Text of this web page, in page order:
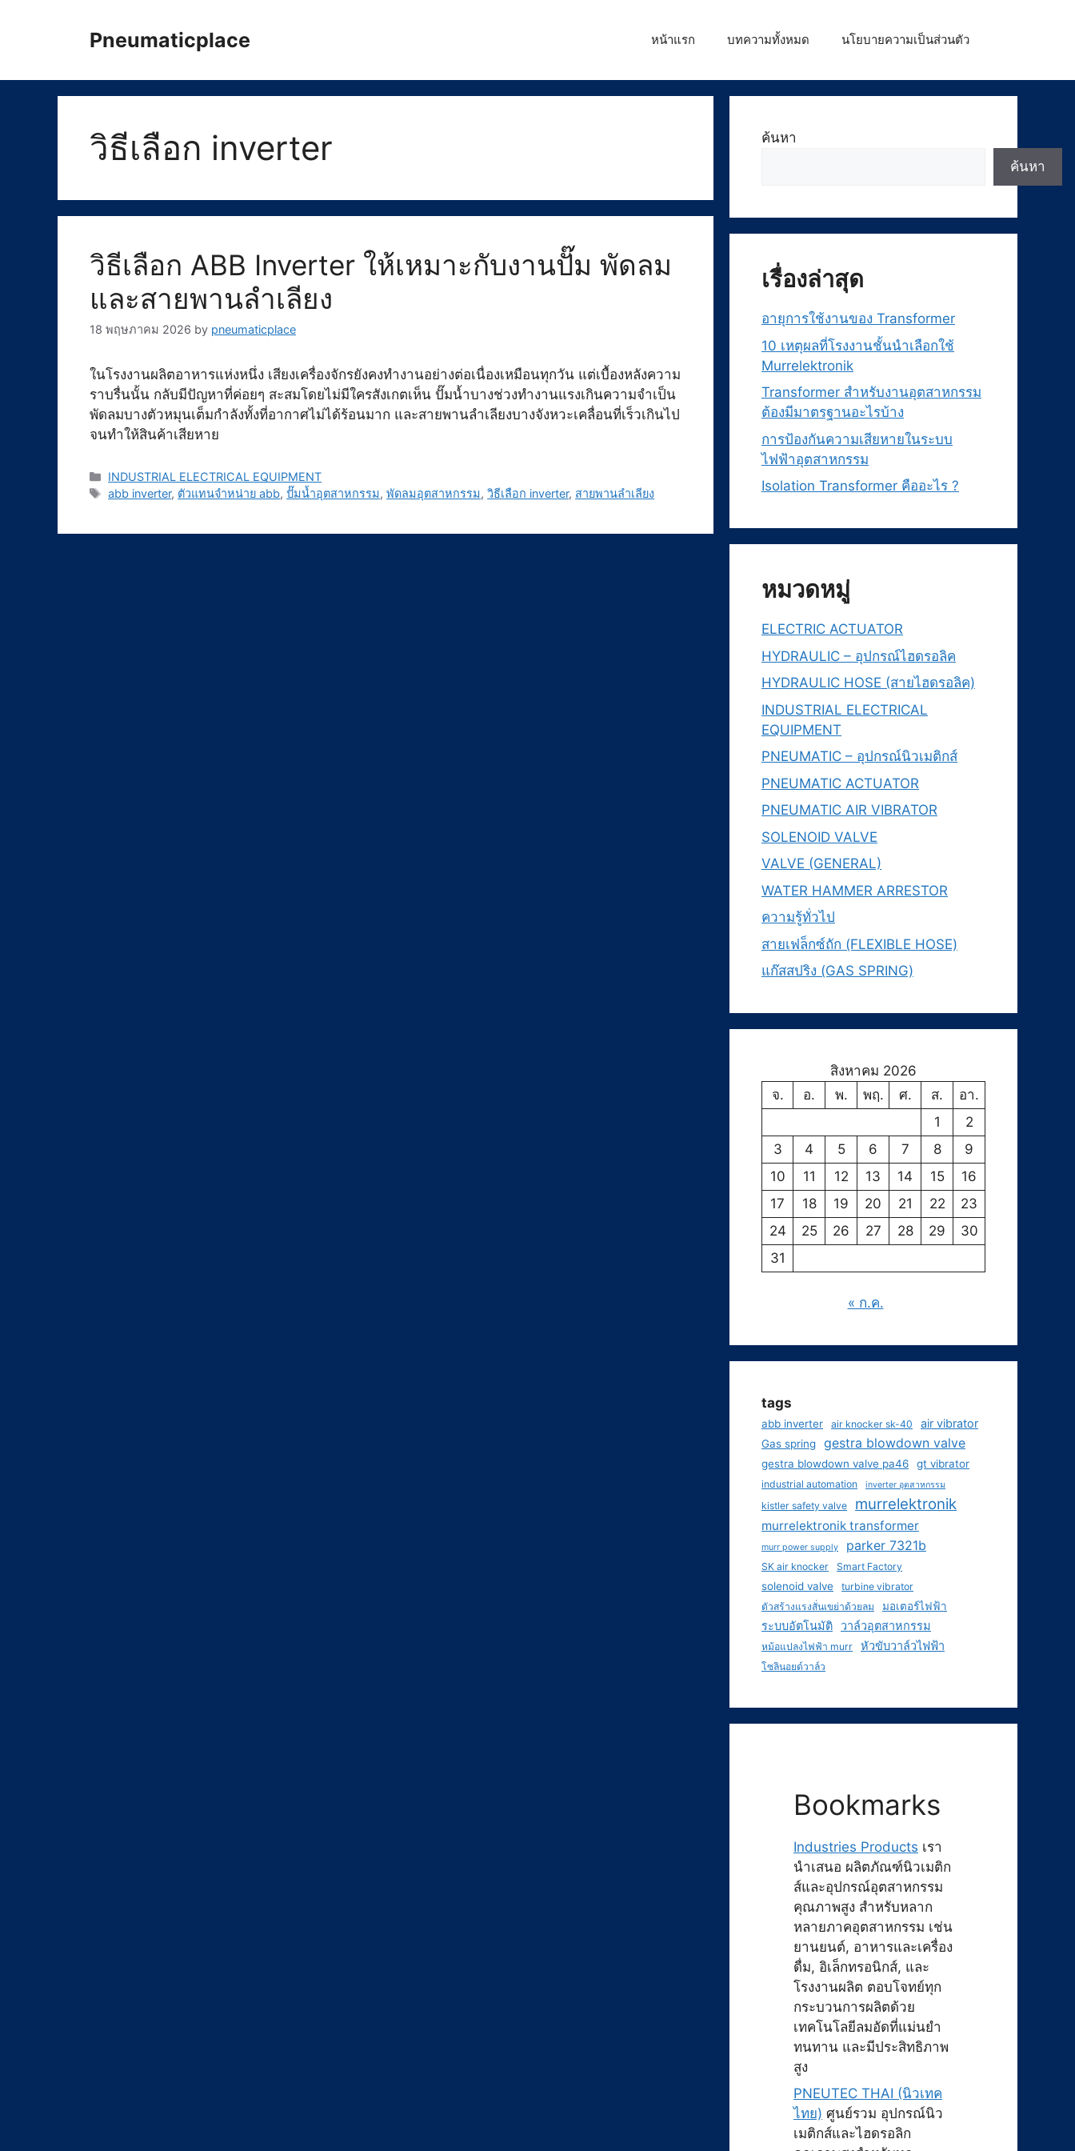
Pneumaticplace หน้าแรก บทความทั้งหมด นโยบายความเป็นส่วนตัว
วิธีเลือก inverter
วิธีเลือก ABB Inverter ให้เหมาะกับงานปั๊ม พัดลม
และสายพานลำเลียง
18 พฤษภาคม 2026 by pneumaticplace
ในโรงงานผลิตอาหารแห่งหนึ่ง เสียงเครื่องจักรยังคงทำงานอย่างต่อเนื่องเหมือนทุกวัน แต่เบื้องหลังความ
ราบรื่นนั้น กลับมีปัญหาที่ค่อยๆ สะสมโดยไม่มีใครสังเกตเห็น ปั๊มน้ำบางช่วงทำงานแรงเกินความจำเป็น
พัดลมบางตัวหมุนเต็มกำลังทั้งที่อากาศไม่ได้ร้อนมาก และสายพานลำเลียงบางจังหวะเคลื่อนที่เร็วเกินไป
จนทำให้สินค้าเสียหาย
Categories
INDUSTRIAL ELECTRICAL EQUIPMENT
Tags
abb inverter, ตัวแทนจำหน่าย abb,ปั๊มน้ำอุตสาหกรรม,พัดลมอุตสาหกรรม,วิธีเลือก inverter, สายพานลำเลียง
ค้นหา
ค้นหา
เรื่องล่าสุด
อายุการใช้งานของ Transformer
10 เหตุผลที่โรงงานชั้นนำเลือกใช้
Murrelektronik
Transformer สำหรับงานอุตสาหกรรม
ต้องมีมาตรฐานอะไรบ้าง
การป้องกันความเสียหายในระบบ
ไฟฟ้าอุตสาหกรรม
Isolation Transformer คืออะไร ?
หมวดหมู่
ELECTRIC ACTUATOR
HYDRAULIC – อุปกรณ์ไฮดรอลิค
HYDRAULIC HOSE (สายไฮดรอลิค)
INDUSTRIAL ELECTRICAL
EQUIPMENT
PNEUMATIC – อุปกรณ์นิวเมติกส์
PNEUMATIC ACTUATOR
PNEUMATIC AIR VIBRATOR
SOLENOID VALVE
VALVE (GENERAL)
WATER HAMMER ARRESTOR
ความรู้ทั่วไป
สายเฟล็กซ์ถัก (FLEXIBLE HOSE)
แก๊สสปริง (GAS SPRING)
สิงหาคม 2026
จ.
อ. พ. พฤ. ศ. ส.
อา.
1
2
3
4 5 6 7 8
9
10
11 12 13 14 15
16
17
18 19 20 21 22
23
24
25 26 27 28 29
30
31
« ก.ค.
tags
abb inverter air knocker sk-40 air vibrator
Gas spring gestra blowdown valve
gestra blowdown valve pa46 gt vibrator
industrial automation inverter อุตสาหกรรม
kistler safety valve murrelektronik
murrelektronik transformer
murr power supply parker 7321b
SK air knocker Smart Factory
solenoid valve
turbine vibrator
ตัวสร้างแรงสั่นเขย่าด้วยลม
มอเตอร์ไฟฟ้า
ระบบอัตโนมัติ วาล์วอุตสาหกรรม
หม้อแปลงไฟฟ้า murr หัวขับวาล์วไฟฟ้า
โซลินอยด์วาล์ว
Bookmarks
Industries Products เรา
นำเสนอ ผลิตภัณฑ์นิวเมติก
ส์และอุปกรณ์อุตสาหกรรม
คุณภาพสูง สำหรับหลาก
หลายภาคอุตสาหกรรม เช่น
ยานยนต์, อาหารและเครื่อง
ดื่ม, อิเล็กทรอนิกส์, และ
โรงงานผลิต ตอบโจทย์ทุก
กระบวนการผลิตด้วย
เทคโนโลยีลมอัดที่แม่นยำ
ทนทาน และมีประสิทธิภาพ
สูง
PNEUTEC THAI (นิวเทค
ไทย) ศูนย์รวม อุปกรณ์นิว
เมติกส์และไฮดรอลิก